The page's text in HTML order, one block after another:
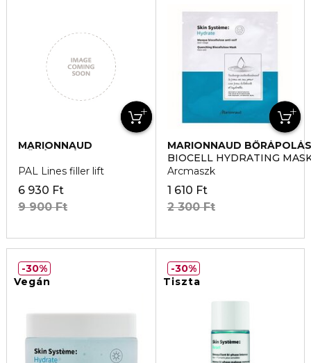
MARIONNAUD
PAL Lines filler lift
6 930 Ft
9 900 Ft
MARIONNAUD BŐRÁPOLÁS
BIOCELL HYDRATING
Arcmaszk
1 610 Ft
2 300 Ft
Vegán
30%
Tiszta
30%